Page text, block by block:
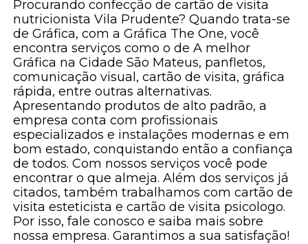
Procurando confecção de cartão de visita
nutricionista Vila Prudente? Quando trata-se
de Gráfica, com a Gráfica The One, você
encontra serviços como o de A melhor
Gráfica na Cidade São Mateus, panfletos,
comunicação visual, cartão de visita, gráfica
rápida, entre outras alternativas.
Apresentando produtos de alto padrão, a
empresa conta com profissionais
especializados e instalações modernas e em
bom estado, conquistando então a confiança
de todos. Com nossos serviços você pode
encontrar o que almeja. Além dos serviços já
citados, também trabalhamos com cartão de
visita esteticista e cartão de visita psicologo.
Por isso, fale conosco e saiba mais sobre
nossa empresa. Garantimos a sua satisfação!